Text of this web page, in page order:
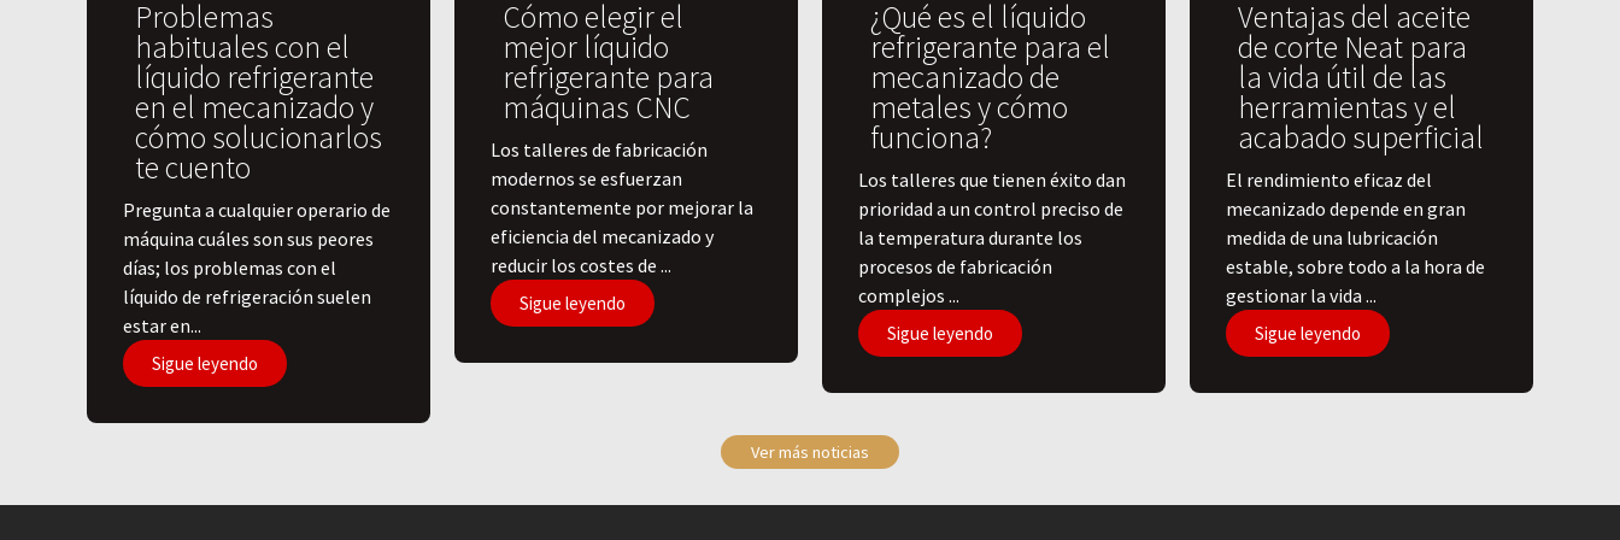
Problemas
habituales con el
líquido refrigerante
en el mecanizado y
cómo solucionarlos
te cuento
Pregunta a cualquier operario de
máquina cuáles son sus peores
días; los problemas con el
líquido de refrigeración suelen
estar en...
Sigue leyendo
Cómo elegir el
mejor líquido
refrigerante para
máquinas CNC
Los talleres de fabricación
modernos se esfuerzan
constantemente por mejorar la
eficiencia del mecanizado y
reducir los costes de ...
Sigue leyendo
¿Qué es el líquido
refrigerante para el
mecanizado de
metales y cómo
funciona?
​Los talleres que tienen éxito dan
prioridad a un control preciso de
la temperatura durante los
procesos de fabricación
complejos ...
Sigue leyendo
Ventajas del aceite
de corte Neat para
la vida útil de las
herramientas y el
acabado superficial
El rendimiento eficaz del
mecanizado depende en gran
medida de una lubricación
estable, sobre todo a la hora de
gestionar la vida ...
Sigue leyendo
Ver más noticias